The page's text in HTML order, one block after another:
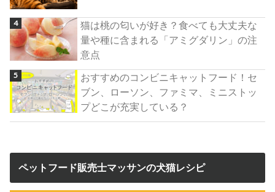
猫は桃の匂いが好き？食べても大丈夫な
量や種に含まれる「アミグダリン」の注
意点
おすすめのコンビニキャットフード！セ
ブン、ローソン、ファミマ、ミニストッ
プどこが充実している？
ペットフード販売士マッサンの犬猫レシピ